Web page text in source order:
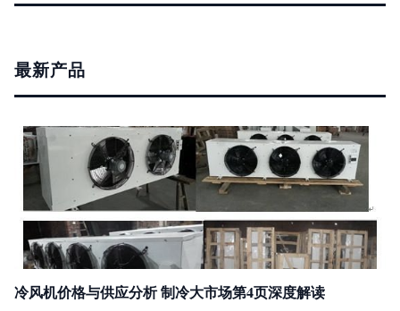
最新产品
冷风机价格与供应分析 制冷大市场第4页深度解读